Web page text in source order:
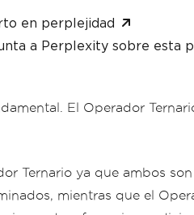
en perplejidad
a Perplexity sobre esta
El Operador
Ternario ya que ambos
mientras que el